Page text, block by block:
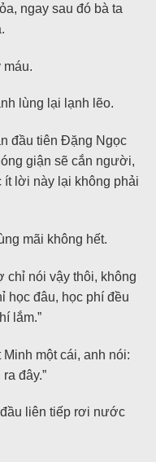
ngay sau đó bà ta
máu.
lùng lại lạnh lẽo.
đầu tiên Đặng Ngọc
giận sẽ cắn người,
ít lời này lại không phải
mãi không hết.
chỉ nói vậy thôi, không
học đâu, học phí đều
lắm.”
một cái, anh nói:
đây.”
liên tiếp rơi nước